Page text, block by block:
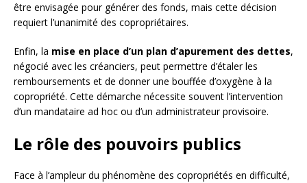
être envisagée pour générer des fonds, mais cette décision
requiert l’unanimité des copropriétaires.
Enfin, la mise en place d’un plan d’apurement des dettes,
négocié avec les créanciers, peut permettre d’étaler les
remboursements et de donner une bouffée d’oxygène à la
copropriété. Cette démarche nécessite souvent l’intervention
d’un mandataire ad hoc ou d’un administrateur provisoire.
Le rôle des pouvoirs publics
Face à l’ampleur du phénomène des copropriétés en difficulté,